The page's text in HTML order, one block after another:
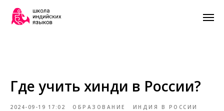
hereГде учить хинди в России?
2024-09-19 17:02 ОБРАЗОВАНИЕ
ИНДИЯ В РОССИИ